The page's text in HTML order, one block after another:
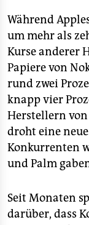
abo
genossenschaft
epaper login
Während
um mehr als
Kurse anderer
Papiere von
rund zwei
knapp vier
Herstellern
droht eine
Konkurrenten
und Palm
Seit Monaten
darüber, dass